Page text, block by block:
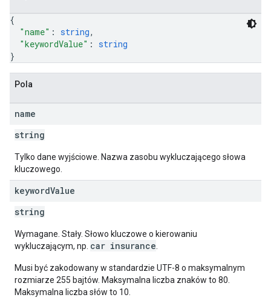
{
"name" : string,
"keywordValue" : string
}
Pola
name
string
Tylko dane wyjściowe. Nazwa zasobu wykluczającego słowa
kluczowego.
keywordValue
string
Wymagane. Stały. Słowo kluczowe o kierowaniu
wykluczającym, np. car insurance
Musi być zakodowany w standardzie UTF-8 o maksymalnym
rozmiarze 255 bajtów. Maksymalna liczba znaków to 80.
Maksymalna liczba słów to 10.